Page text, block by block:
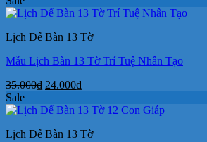
là:
tại
23.000₫.
Lịch Để Bàn 13 Tờ
Mẫu Lịch Bàn 13 Tờ Trí Tuệ Nhân Tạo
35.000₫ Giá
là:
24.000₫Giá
tại
24.000₫.
Sale
Lịch Để Bàn 13 Tờ